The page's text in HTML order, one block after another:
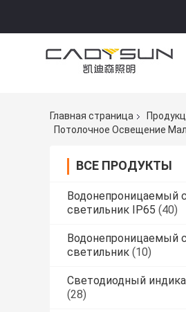
Главная страница
Потолочное Освещение
ВСЕ ПРОДУКТЫ
Водонепроницаемый
светильник IP65 (40)
Водонепроницаемый
светильник (10)
Светодиодный
(28)